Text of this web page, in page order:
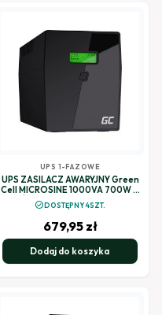
UPS 1-FAZOWE
UPS ZASILACZ AWARYJNY Green
Cell MICROSINE 1000VA 700W Z
WYŚWIETLACZEM LCD UPS08
check_circleDOSTĘPNY 4SZT.
679,95 zł
Dodaj do koszyka